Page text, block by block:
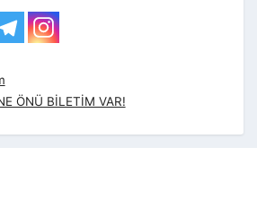
ÖNÜ BİLETİM VAR!